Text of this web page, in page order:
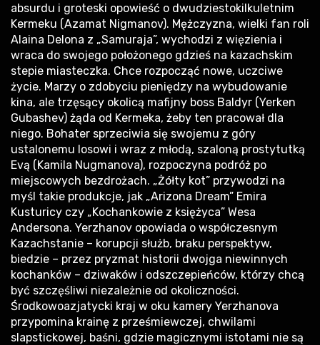
absurdu i groteski opowieść o dwudziestokilkuletnim
Kermeku (Azamat Nigmanov). Mężczyzna, wielki fan roli
Alaina Delona z „Samuraja”, wychodzi z więzienia i
wraca do swojego położonego gdzieś na kazachskim
stepie miasteczka. Chce rozpocząć nowe, uczciwe
życie. Marzy o zdobyciu pieniędzy na wybudowanie
kina, ale trzęsący okolicą mafijny boss Baldyr (Yerken
Gubashev) żąda od Kermeka, żeby ten pracował dla
niego. Bohater sprzeciwia się swojemu z góry
ustalonemu losowi i wraz z młodą, szaloną prostytutką
Evą (Kamila Nugmanova), rozpoczyna podróż po
miejscowych bezdrożach. „Żółty kot” przywodzi na
myśl takie produkcje, jak „Arizona Dream” Emira
Kusturicy czy „Kochankowie z księżyca” Wesa
Andersona. Yerzhanov opowiada o współczesnym
Kazachstanie – korupcji służb, braku perspektyw,
biedzie – przez pryzmat historii dwojga niewinnych
kochanków – dziwaków i odszczepieńców, którzy chcą
być szczęśliwi niezależnie od okoliczności.
Środkowoazjatycki kraj w oku kamery Yerzhanova
przypomina krainę z prześmiewczej, chwilami
slapstickowej, baśni, gdzie magicznymi istotami nie są